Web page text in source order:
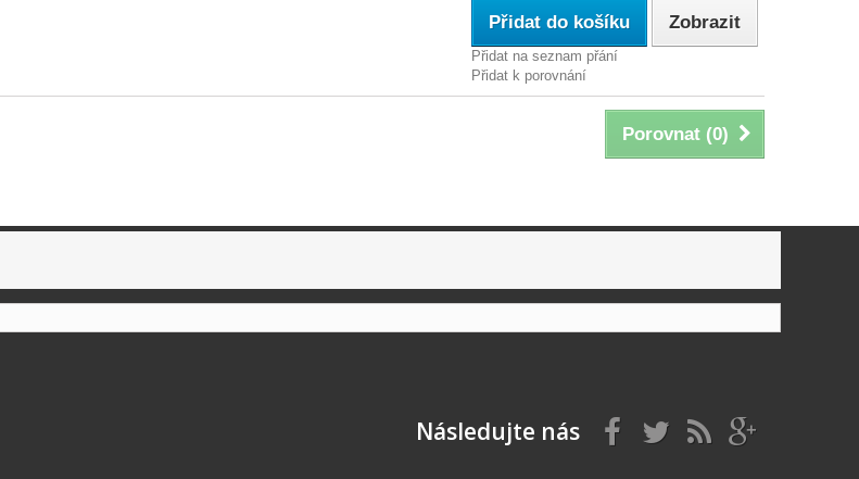
Přidat do košíku
Zobrazit
Přidat na seznam přání
Přidat k porovnání
Porovnat (0)
Následujte nás